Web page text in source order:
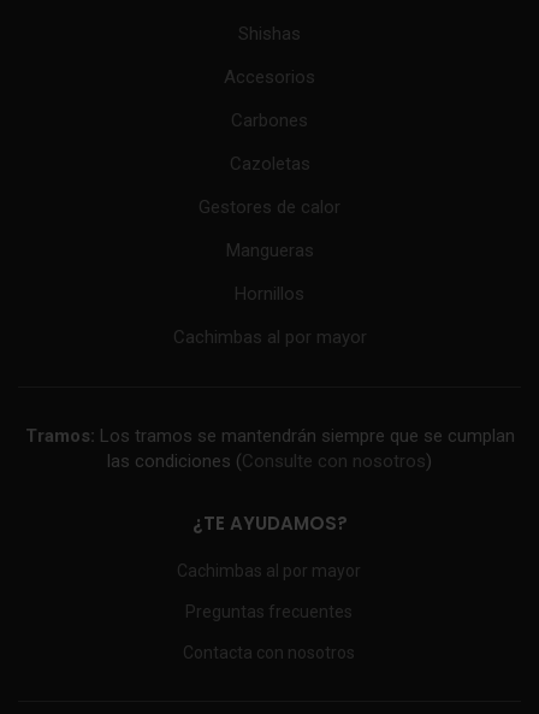
Shishas
Accesorios
Carbones
Cazoletas
Gestores de calor
Mangueras
Hornillos
Cachimbas al por mayor
Tramos: Los tramos se mantendrán siempre que se cumplan
las condiciones (Consulte con nosotros)
¿TE AYUDAMOS?
Cachimbas al por mayor
Preguntas frecuentes
Contacta con nosotros